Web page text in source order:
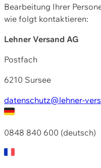
Bearbeitung Ihrer
wie folgt kontaktieren:
Lehner Versand AG
Postfach
6210 Sursee
datenschutz@lehner-
0848 840 600 (deutsch)